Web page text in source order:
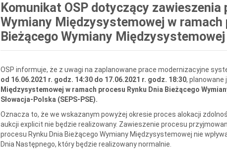
Komunikat OSP dotyczący
Wymiany Międzysystemowej w ramach
Bieżącego Wymiany
OSP informuje, że z uwagi na zaplanowane prace modernizacyjne
od 16.06.2021 r. godz. 14:30 do 17.06.2021 r. godz. 18:30, planowane
Międzysystemowej w ramach procesu Rynku Dnia Bieżącego
Słowacja-Polska (SEPS-PSE).
Oznacza to, że we wskazanym powyżej okresie proces alokacji
aukcji explicit nie będzie realizowany. Zawieszenie procesu
procesu Rynku Dnia Bieżącego Wymiany Międzysystemowej nie
Dnia Następnego, który będzie realizowany normalnie.